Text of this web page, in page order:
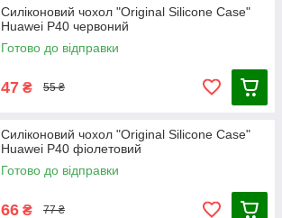
Силіконовий чохол "Original Silicone Case"
Huawei P40 червоний
Готово до відправки
47 ₴ 55 ₴
Силіконовий чохол "Original Silicone Case"
Huawei P40 фіолетовий
Готово до відправки
66 ₴ 77 ₴